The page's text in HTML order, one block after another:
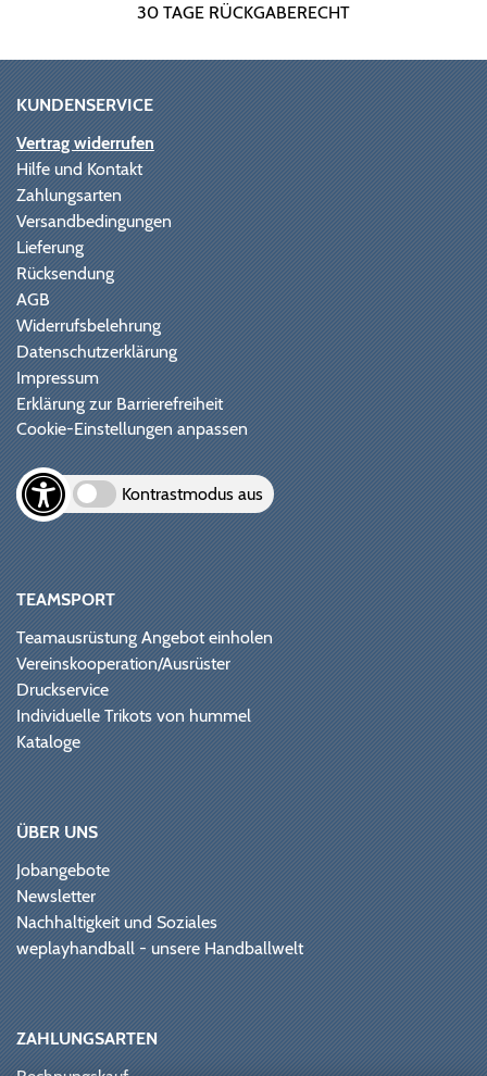
30 TAGE RÜCKGABERECHT
KUNDENSERVICE
Vertrag widerrufen
Hilfe und Kontakt
Zahlungsarten
Versandbedingungen
Lieferung
Rücksendung
AGB
Widerrufsbelehrung
Datenschutzerklärung
Impressum
Erklärung zur Barrierefreiheit
Cookie-Einstellungen anpassen
Kontrastmodus aus
TEAMSPORT
Teamausrüstung Angebot einholen
Vereinskooperation/Ausrüster
Druckservice
Individuelle Trikots von hummel
Kataloge
ÜBER UNS
Jobangebote
Newsletter
Nachhaltigkeit und Soziales
weplayhandball - unsere Handballwelt
ZAHLUNGSARTEN